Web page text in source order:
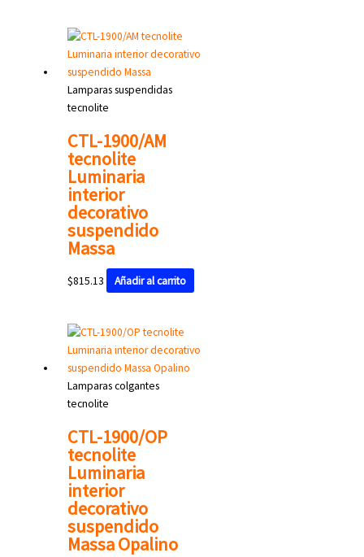
Lamparas suspendidas
tecnolite
CTL-1900/AM
tecnolite
Luminaria
interior
decorativo
suspendido
Massa
$815.13 Añadir al carrito
Lamparas colgantes
tecnolite
CTL-1900/OP
tecnolite
Luminaria
interior
decorativo
suspendido
Massa Opalino